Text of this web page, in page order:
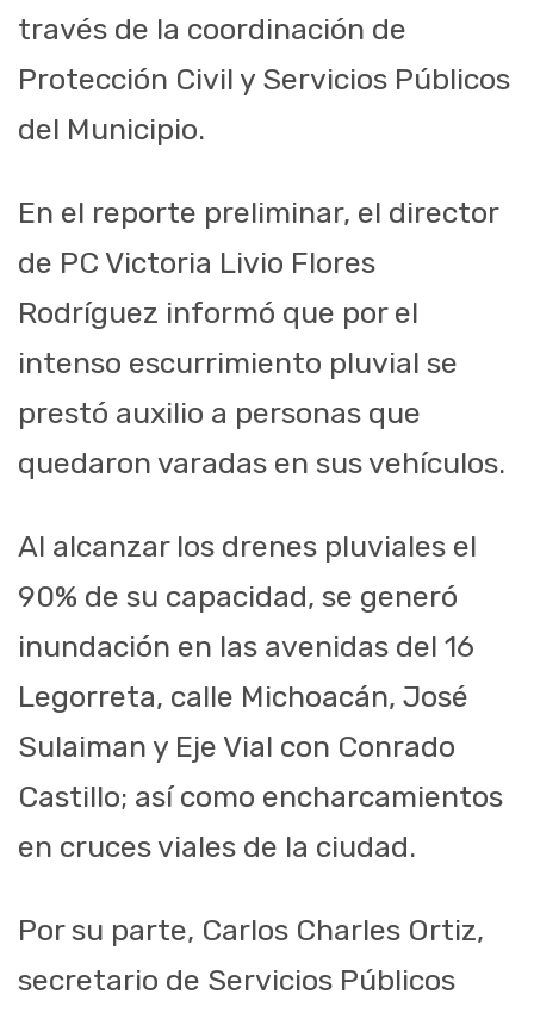
través de la coordinación de
Protección Civil y Servicios Públicos
del Municipio.
En el reporte preliminar, el director
de PC Victoria Livio Flores
Rodríguez informó que por el
intenso escurrimiento pluvial se
prestó auxilio a personas que
quedaron varadas en sus vehículos.
Al alcanzar los drenes pluviales el
90% de su capacidad, se generó
inundación en las avenidas del 16
Legorreta, calle Michoacán, José
Sulaiman y Eje Vial con Conrado
Castillo; así como encharcamientos
en cruces viales de la ciudad.
Por su parte, Carlos Charles Ortiz,
secretario de Servicios Públicos